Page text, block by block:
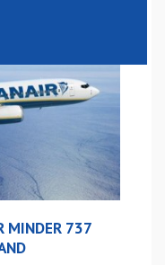
MINDER 737